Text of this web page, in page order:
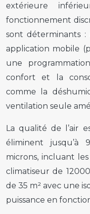
extérieure
fonctionnement
sont déterminants
application mobile
une
confort et la
comme la
ventilation seule
La qualité de l’air
éliminent jusqu’à
microns, incluant
climatiseur de
de 35 m² avec une
puissance en